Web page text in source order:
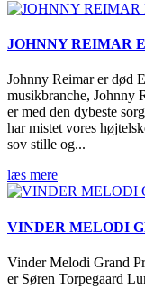
JOHNNY REIMAR
Johnny Reimar er død
musikbranche, Johnny
er med den dybeste
har mistet vores
sov stille og...
læs mere
VINDER MELODI
Vinder Melodi Grand
er Søren Torpegaard